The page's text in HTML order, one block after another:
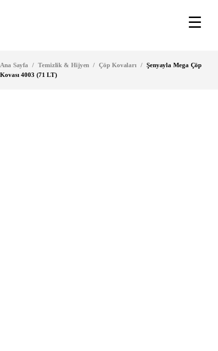
Ana Sayfa / Temizlik & Hijyen / Çöp Kovaları / Şenyayla Mega Çöp
Kovası 4003 (71 LT)